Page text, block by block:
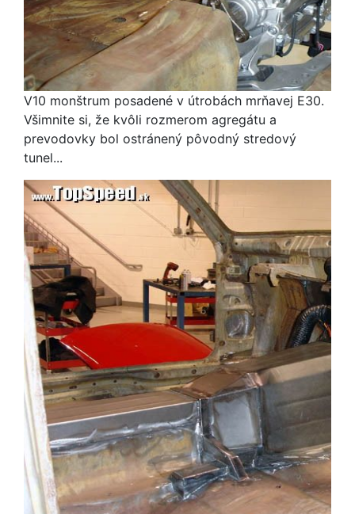
V10 monštrum posadené v útrobách mrňavej E30.
Všimnite si, že kvôli rozmerom agregátu a
prevodovky bol ostránený pôvodný stredový
tunel...